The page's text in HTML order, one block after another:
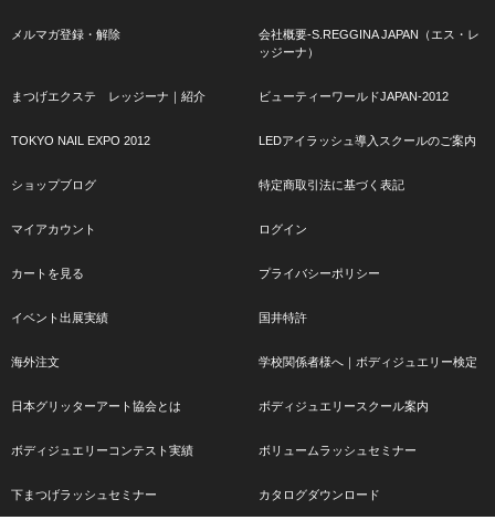
メルマガ登録・解除
会社概要-S.REGGINA JAPAN（エス・レ
ッジーナ）
まつげエクステ レッジーナ｜紹介 ビューティーワールドJAPAN-2012
TOKYO NAIL EXPO 2012 LEDアイラッシュ導入スクールのご案内
ショップブログ 特定商取引法に基づく表記
マイアカウント ログイン
カートを見る プライバシーポリシー
イベント出展実績 国井特許
海外注文 学校関係者様へ｜ボディジュエリー検定
日本グリッターアート協会とは ボディジュエリースクール案内
ボディジュエリーコンテスト実績 ボリュームラッシュセミナー
下まつげラッシュセミナー カタログダウンロード